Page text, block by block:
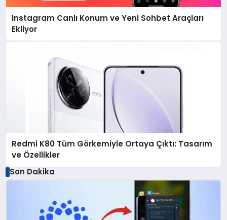
Instagram Canlı Konum ve Yeni Sohbet Araçları
Ekliyor
Redmi K80 Tüm Görkemiyle Ortaya Çıktı: Tasarım
ve Özellikler
Son Dakika